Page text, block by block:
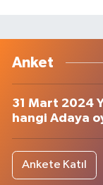
Anket
31 Mart 2024
hangi Adaya
Ankete Katıl